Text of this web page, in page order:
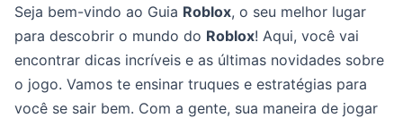
Seja bem-vindo ao Guia Roblox, o seu melhor lugar
para descobrir o mundo do Roblox! Aqui, você vai
encontrar dicas incríveis e as últimas novidades sobre
o jogo. Vamos te ensinar truques e estratégias para
você se sair bem. Com a gente, sua maneira de jogar